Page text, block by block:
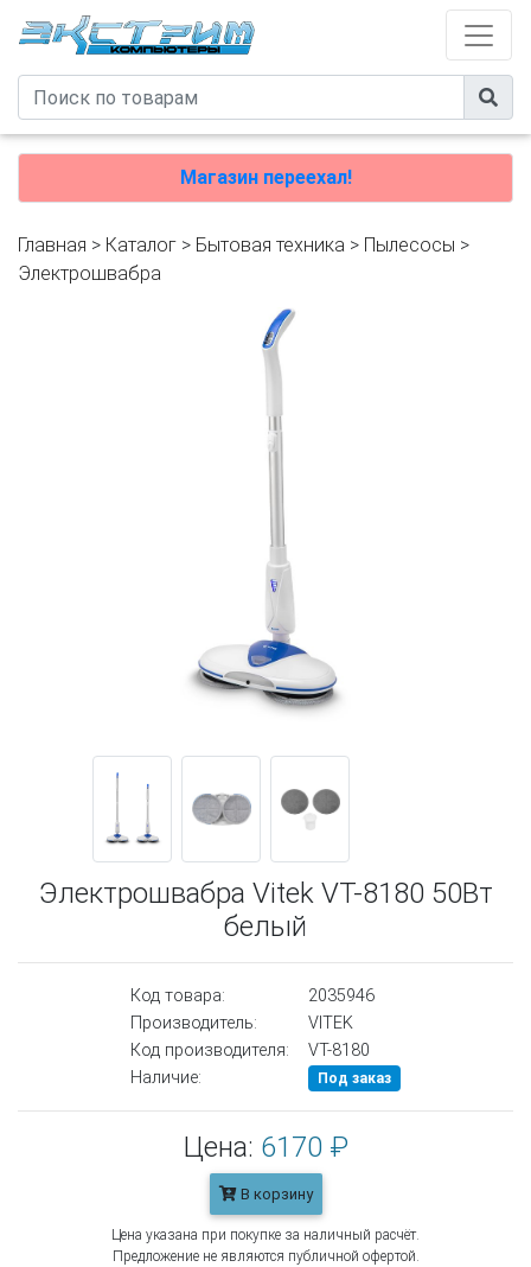
Магазин переехал!
Главная > Каталог > Бытовая техника > Пылесосы >
Электрошвабра
Электрошвабра Vitek VT-8180 50Вт
белый
Код товара:
2035946
Производитель:
VITEK
Код производителя:
VT-8180
Наличие:
Под заказ
Цена: 6170 ₽
В корзину
Цена указана при покупке за наличный расчёт.
Предложение не являются публичной офертой.